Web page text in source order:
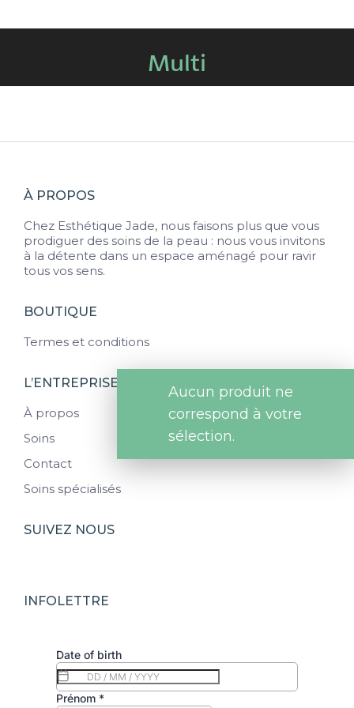
Multi
Vous êtes ici :
Aucun produit ne
correspond à votre
sélection.
À PROPOS
Chez Esthétique Jade, nous faisons plus que vous
prodiguer des soins de la peau : nous vous invitons
à la détente dans un espace aménagé pour ravir
tous vos sens.
BOUTIQUE
Termes et conditions
L’ENTREPRISE
À propos
Soins
Contact
Soins spécialisés
SUIVEZ NOUS
INFOLETTRE